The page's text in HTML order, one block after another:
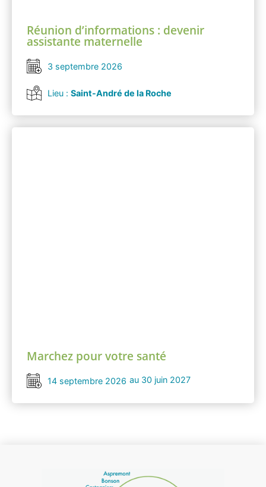
Réunion d’informations : devenir
assistante maternelle
3 septembre 2026
Lieu : Saint-André de la Roche
Marchez pour votre santé
14 septembre 2026 au 30 juin 2027